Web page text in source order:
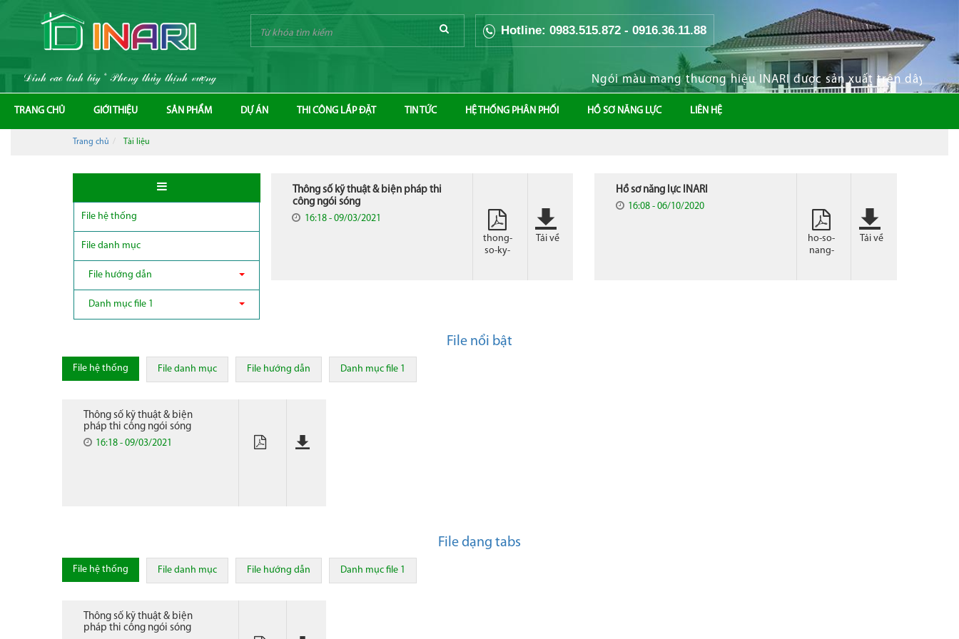
Đỉnh cao tinh túy * Phong thủy thịnh vượng
Hotline: 0983.515.872 - 0916.36.11.88
Ngói màu mang thương hiệu INARI được sản xuất trên dây
TRANG CHỦ GIỚI THIỆU SẢN PHẨM DỰ ÁN THI CÔNG LẮP ĐẶT TIN TỨC HỆ THỐNG PHÂN PHỐI HỒ SƠ NĂNG LỰC LIÊN HỆ
Trang chủ Tài liệu
File hệ thống
File danh mục
File hướng dẫn
Danh mục file 1
Thông số kỹ thuật & biện pháp thi
công ngói sóng
16:18 - 09/03/2021
thong-
so-ky-
ngoi-
song.pdf
Tải về
Hồ sơ năng lực INARI
16:08 - 06/10/2020
ho-so-
nang-
Tải về
File nổi bật
File hệ thống File danh mục File hướng dẫn Danh mục file 1
Thông số kỹ thuật & biện
pháp thi công ngói sóng
16:18 - 09/03/2021
File dạng tabs
File hệ thống File danh mục File hướng dẫn Danh mục file 1
Thông số kỹ thuật & biện
pháp thi công ngói sóng